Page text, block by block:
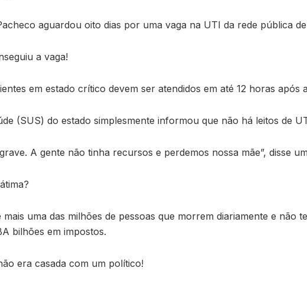
aguardou oito dias por uma vaga na UTI da rede pública
a vaga!
em estado crítico devem ser atendidos em até 12 horas após
(SUS) do estado simplesmente informou que não há leitos de
A gente não tinha recursos e perdemos nossa mãe”, disse
mais uma das milhões de pessoas que morrem diariamente e
bilhões em impostos.
era casada com um político!